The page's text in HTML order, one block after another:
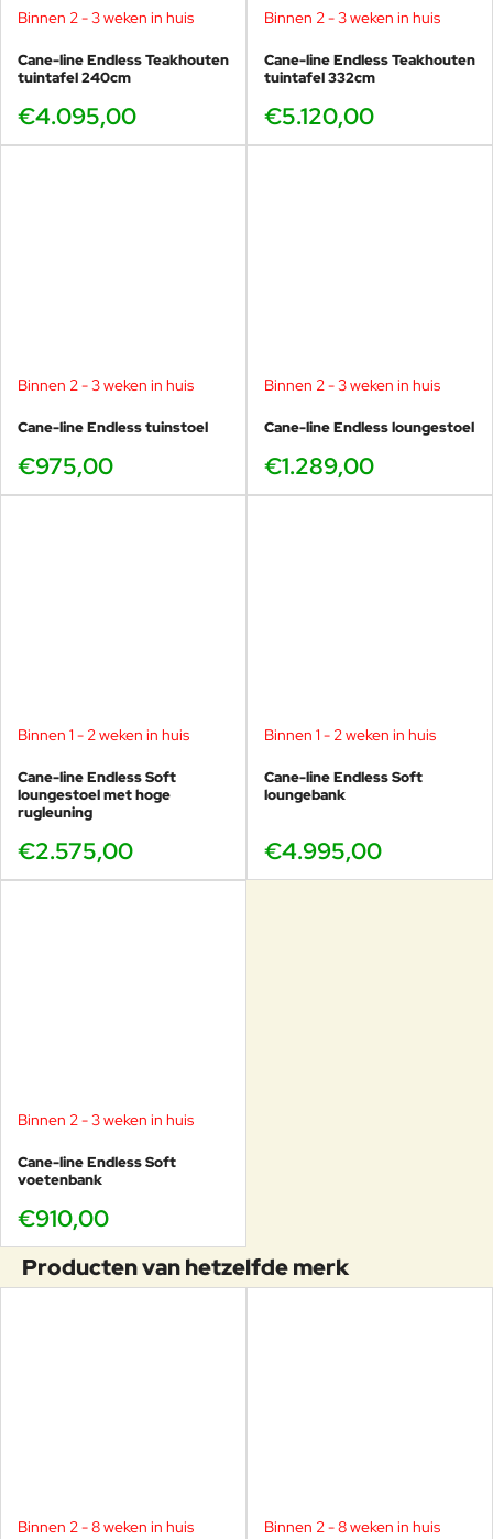
Binnen 2 - 3 weken in huis
Cane-line Endless Teakhouten
tuintafel 240cm
€4.095,00
Binnen 2 - 3 weken in huis
Cane-line Endless Teakhouten
tuintafel 332cm
€5.120,00
Binnen 2 - 3 weken in huis
Cane-line Endless tuinstoel
€975,00
Binnen 2 - 3 weken in huis
Cane-line Endless loungestoel
€1.289,00
Binnen 1 - 2 weken in huis
Cane-line Endless Soft
loungestoel met hoge
rugleuning
€2.575,00
Binnen 1 - 2 weken in huis
Cane-line Endless Soft
loungebank
€4.995,00
Binnen 2 - 3 weken in huis
Cane-line Endless Soft
voetenbank
€910,00
Producten van hetzelfde merk
Binnen 2 - 8 weken in huis Binnen 2 - 8 weken in huis